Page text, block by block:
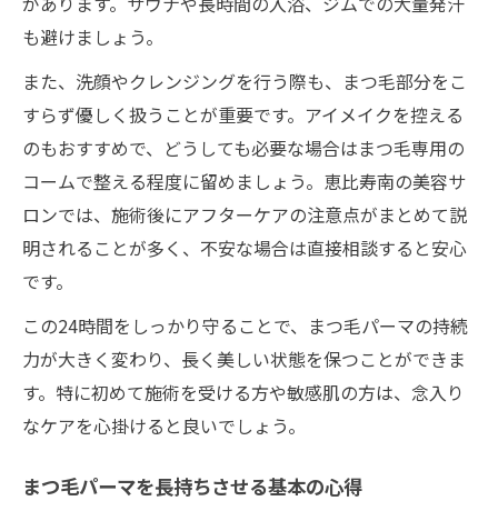
も避けましょう。
また、洗顔やクレンジングを行う際も、まつ毛部分をこ
すらず優しく扱うことが重要です。アイメイクを控える
のもおすすめで、どうしても必要な場合はまつ毛専用の
コームで整える程度に留めましょう。恵比寿南の美容サ
ロンでは、施術後にアフターケアの注意点がまとめて説
明されることが多く、不安な場合は直接相談すると安心
です。
この24時間をしっかり守ることで、まつ毛パーマの持続
力が大きく変わり、長く美しい状態を保つことができま
す。特に初めて施術を受ける方や敏感肌の方は、念入り
なケアを心掛けると良いでしょう。
まつ毛パーマを長持ちさせる基本の心得